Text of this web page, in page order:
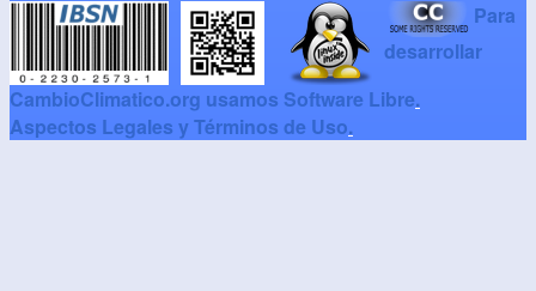
Para
desarrollar
CambioClimatico.org usamos Software Libre.
Aspectos Legales y Términos de Uso.